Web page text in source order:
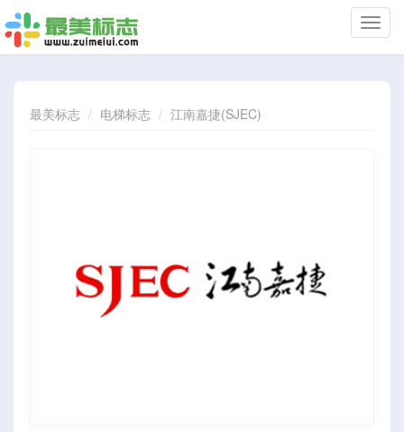
切
换
最美标志
电梯标志 江南嘉捷(SJEC)